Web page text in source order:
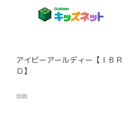
アイビーアールディー【ＩＢＲ
Ｄ】
辞典